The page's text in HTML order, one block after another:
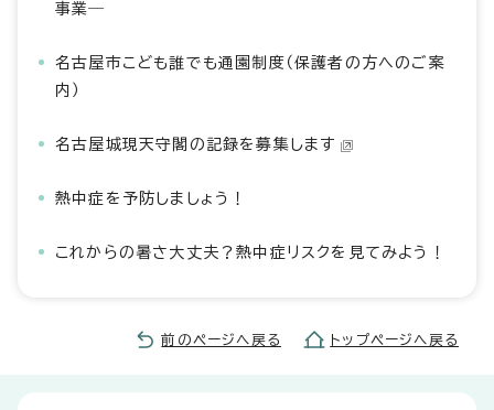
事業―
名古屋市こども誰でも通園制度（保護者の方へのご案
内）
名古屋城現天守閣の記録を募集します
熱中症を予防しましょう！
これからの暑さ大丈夫？熱中症リスクを見てみよう！
前のページへ戻る トップページへ戻る